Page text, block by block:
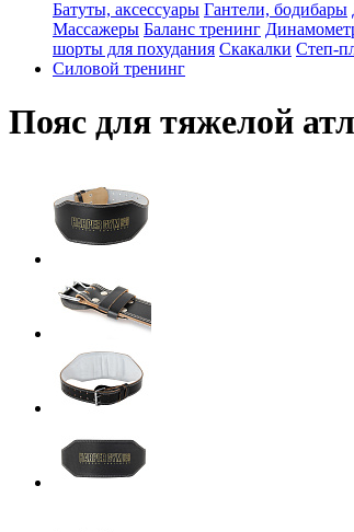
Батуты, аксессуары Гантели, бодибары
Массажеры Баланс тренинг
шорты для похудания Скакалки Степ-
Силовой тренинг
Пояс для тяжелой